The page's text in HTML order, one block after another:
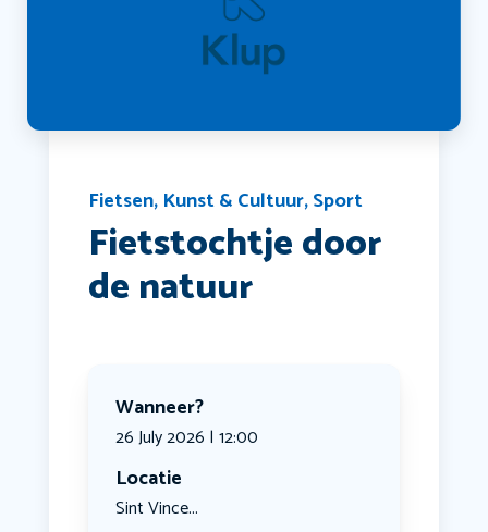
Fietsen, Kunst & Cultuur,Sport
Fietstochtje door
de natuur
Wanneer?
26 July 2026 | 12:00
Locatie
Sint Vince...